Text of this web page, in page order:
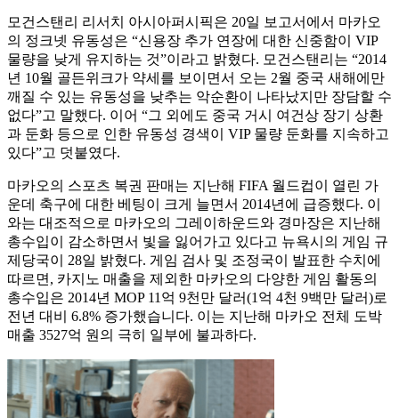
모건스탠리 리서치 아시아퍼시픽은 20일 보고서에서 마카오
의 정크넷 유동성은 “신용장 추가 연장에 대한 신중함이 VIP
물량을 낮게 유지하는 것”이라고 밝혔다. 모건스탠리는 “2014
년 10월 골든위크가 약세를 보이면서 오는 2월 중국 새해에만
깨질 수 있는 유동성을 낮추는 악순환이 나타났지만 장담할 수
없다”고 말했다. 이어 “그 외에도 중국 거시 여건상 장기 상환
과 둔화 등으로 인한 유동성 경색이 VIP 물량 둔화를 지속하고
있다”고 덧붙였다.
마카오의 스포츠 복권 판매는 지난해 FIFA 월드컵이 열린 가
운데 축구에 대한 베팅이 크게 늘면서 2014년에 급증했다. 이
와는 대조적으로 마카오의 그레이하운드와 경마장은 지난해
총수입이 감소하면서 빛을 잃어가고 있다고 뉴욕시의 게임 규
제당국이 28일 밝혔다. 게임 검사 및 조정국이 발표한 수치에
따르면, 카지노 매출을 제외한 마카오의 다양한 게임 활동의
총수입은 2014년 MOP 11억 9천만 달러(1억 4천 9백만 달러)로
전년 대비 6.8% 증가했습니다. 이는 지난해 마카오 전체 도박
매출 3527억 원의 극히 일부에 불과하다.